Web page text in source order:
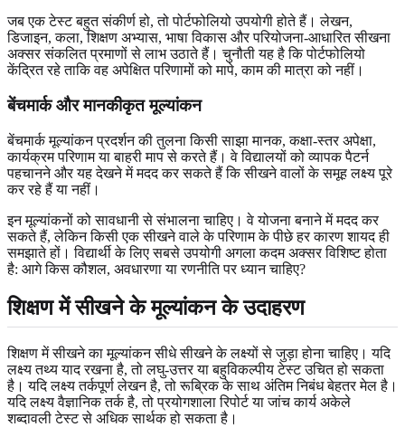
जब एक टेस्ट बहुत संकीर्ण हो, तो पोर्टफोलियो उपयोगी होते हैं। लेखन,
डिजाइन, कला, शिक्षण अभ्यास, भाषा विकास और परियोजना-आधारित सीखना
अक्सर संकलित प्रमाणों से लाभ उठाते हैं। चुनौती यह है कि पोर्टफोलियो
केंद्रित रहे ताकि वह अपेक्षित परिणामों को मापे, काम की मात्रा को नहीं।
बेंचमार्क और मानकीकृत मूल्यांकन
बेंचमार्क मूल्यांकन प्रदर्शन की तुलना किसी साझा मानक, कक्षा-स्तर अपेक्षा,
कार्यक्रम परिणाम या बाहरी माप से करते हैं। वे विद्यालयों को व्यापक पैटर्न
पहचानने और यह देखने में मदद कर सकते हैं कि सीखने वालों के समूह लक्ष्य पूरे
कर रहे हैं या नहीं।
इन मूल्यांकनों को सावधानी से संभालना चाहिए। वे योजना बनाने में मदद कर
सकते हैं, लेकिन किसी एक सीखने वाले के परिणाम के पीछे हर कारण शायद ही
समझाते हों। विद्यार्थी के लिए सबसे उपयोगी अगला कदम अक्सर विशिष्ट होता
है: आगे किस कौशल, अवधारणा या रणनीति पर ध्यान चाहिए?
शिक्षण में सीखने के मूल्यांकन के उदाहरण
शिक्षण में सीखने का मूल्यांकन सीधे सीखने के लक्ष्यों से जुड़ा होना चाहिए। यदि
लक्ष्य तथ्य याद रखना है, तो लघु-उत्तर या बहुविकल्पीय टेस्ट उचित हो सकता
है। यदि लक्ष्य तर्कपूर्ण लेखन है, तो रूब्रिक के साथ अंतिम निबंध बेहतर मेल है।
यदि लक्ष्य वैज्ञानिक तर्क है, तो प्रयोगशाला रिपोर्ट या जांच कार्य अकेले
शब्दावली टेस्ट से अधिक सार्थक हो सकता है।